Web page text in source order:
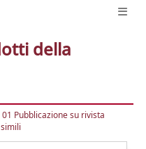
della
01 Pubblicazione su rivista